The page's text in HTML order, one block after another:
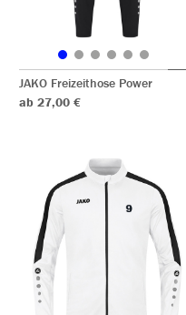
JAKO Freizeithose Power
ab 27,00 €